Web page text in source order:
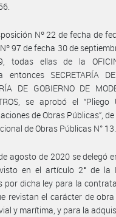
Nº 22 de fecha de
97 de fecha 30 de
ellas de la
SECRETARÍA DE
DE GOBIERNO DE
se aprobó el
de Obras Públicas”,
de Obras Públicas N°
agosto de 2020 se delegó
en el artículo 2° de la
dicha ley para la
revistan el carácter de
y marítima, y para la